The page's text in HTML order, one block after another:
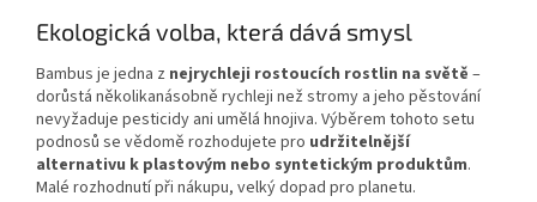
Ekologická volba, která dává smysl
Bambus je jedna z nejrychleji rostoucích rostlin na světě –
dorůstá několikanásobně rychleji než stromy a jeho pěstování
nevyžaduje pesticidy ani umělá hnojiva. Výběrem tohoto setu
podnosů se vědomě rozhodujete pro udržitelnější
alternativu k plastovým nebo syntetickým produktům.
Malé rozhodnutí při nákupu, velký dopad pro planetu.